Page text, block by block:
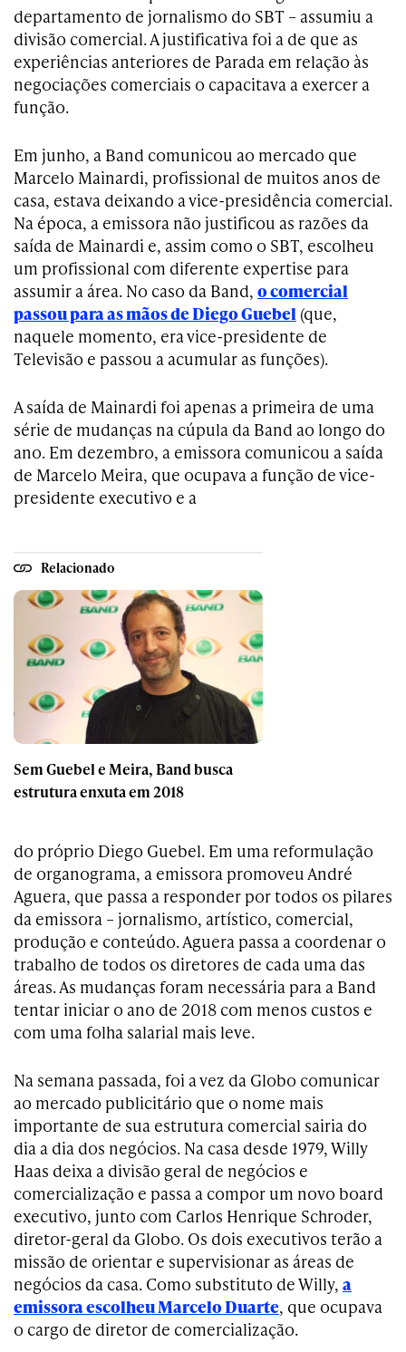
departamento de jornalismo do SBT – assumiu a
divisão comercial. A justificativa foi a de que as
experiências anteriores de Parada em relação às
negociações comerciais o capacitava a exercer a
função.
Em junho, a Band comunicou ao mercado que
Marcelo Mainardi, profissional de muitos anos de
casa, estava deixando a vice-presidência comercial.
Na época, a emissora não justificou as razões da
saída de Mainardi e, assim como o SBT, escolheu
um profissional com diferente expertise para
assumir a área. No caso da Band, o comercial
passou para as mãos de Diego Guebel (que,
naquele momento, era vice-presidente de
Televisão e passou a acumular as funções).
A saída de Mainardi foi apenas a primeira de uma
série de mudanças na cúpula da Band ao longo do
ano. Em dezembro, a emissora comunicou a saída
de Marcelo Meira, que ocupava a função de vice-
presidente executivo e a
Relacionado
Sem Guebel e Meira, Band busca
estrutura enxuta em 2018
do próprio Diego Guebel. Em uma reformulação
de organograma, a emissora promoveu André
Aguera, que passa a responder por todos os pilares
da emissora – jornalismo, artístico, comercial,
produção e conteúdo. Aguera passa a coordenar o
trabalho de todos os diretores de cada uma das
áreas. As mudanças foram necessária para a Band
tentar iniciar o ano de 2018 com menos custos e
com uma folha salarial mais leve.
Na semana passada, foi a vez da Globo comunicar
ao mercado publicitário que o nome mais
importante de sua estrutura comercial sairia do
dia a dia dos negócios. Na casa desde 1979, Willy
Haas deixa a divisão geral de negócios e
comercialização e passa a compor um novo board
executivo, junto com Carlos Henrique Schroder,
diretor-geral da Globo. Os dois executivos terão a
missão de orientar e supervisionar as áreas de
negócios da casa. Como substituto de Willy, a
emissora escolheu Marcelo Duarte, que ocupava
o cargo de diretor de comercialização.